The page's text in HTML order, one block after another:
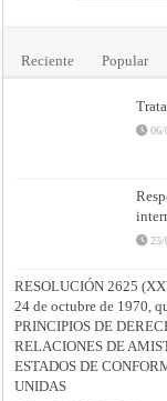
Reciente Popular
06/
25/
RESOLUCIÓN 2625
24 de octubre de 1970,
PRINCIPIOS DE
RELACIONES DE
ESTADOS DE
UNIDAS